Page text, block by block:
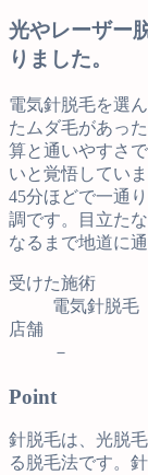
光やレーザー
りました。
電気針脱毛を選
たムダ毛があっ
算と通いやすさ
いと覚悟してい
45分ほどで一通
調です。目立た
なるまで地道に
受けた施術
電気針脱毛
店舗
－
Point
針脱毛は、光脱
る脱毛法です。